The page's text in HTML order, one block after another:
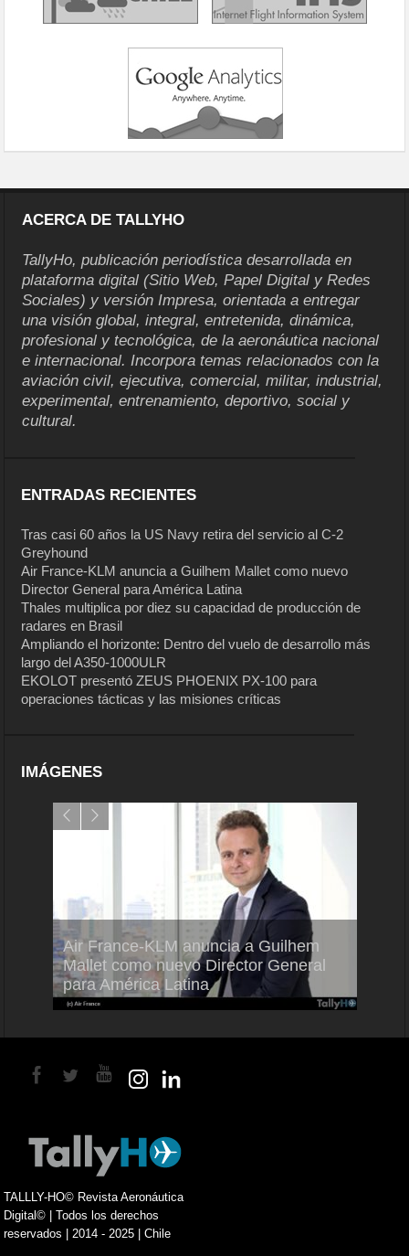
ACERCA DE TALLYHO
TallyHo, publicación periodística desarrollada en
plataforma digital (Sitio Web, Papel Digital y Redes
Sociales) y versión Impresa, orientada a entregar
una visión global, integral, entretenida, dinámica,
profesional y tecnológica, de la aeronáutica nacional
e internacional. Incorpora temas relacionados con la
aviación civil, ejecutiva, comercial, militar, industrial,
experimental, entrenamiento, deportivo, social y
cultural.
ENTRADAS RECIENTES
Tras casi 60 años la US Navy retira del servicio al C-2
Greyhound
Air France-KLM anuncia a Guilhem Mallet como nuevo
Director General para América Latina
Thales multiplica por diez su capacidad de producción de
radares en Brasil
Ampliando el horizonte: Dentro del vuelo de desarrollo más
largo del A350-1000ULR
EKOLOT presentó ZEUS PHOENIX PX-100 para
operaciones tácticas y las misiones críticas
IMÁGENES
Air France-KLM anuncia a Guilhem
Mallet como nuevo Director General
para América Latina
TALLLY-HO© Revista Aeronáutica
Digital© | Todos los derechos
reservados | 2014 - 2025 | Chile